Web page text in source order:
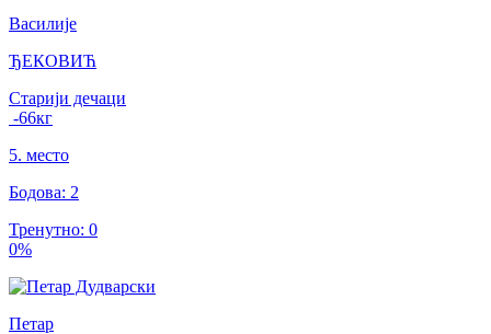
Василије
ЂЕКОВИЋ
Старији дечаци
-66кг
5. место
Бодова: 2
Тренутно: 0
0%
Петар